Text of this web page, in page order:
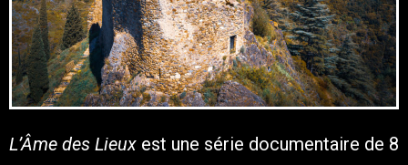
L’Âme des Lieux est une série documentaire de 8